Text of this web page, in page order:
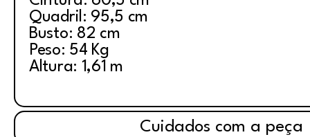
Quadril: 95,5 cm
Busto: 82 cm
Peso: 54 Kg
Altura: 1,61 m
Cuidados com a peça